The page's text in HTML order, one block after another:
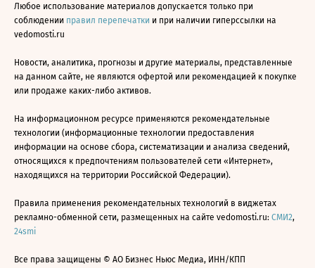
Любое использование материалов допускается только при
соблюдении правил перепечатки и при наличии гиперссылки на
vedomosti.ru
Новости, аналитика, прогнозы и другие материалы, представленные
на данном сайте, не являются офертой или рекомендацией к покупке
или продаже каких-либо активов.
На информационном ресурсе применяются рекомендательные
технологии (информационные технологии предоставления
информации на основе сбора, систематизации и анализа сведений,
относящихся к предпочтениям пользователей сети «Интернет»,
находящихся на территории Российской Федерации).
Правила применения рекомендательных технологий в виджетах
рекламно-обменной сети, размещенных на сайте vedomosti.ru: СМИ2,
24smi
Все права защищены © АО Бизнес Ньюс Медиа, ИНН/КПП